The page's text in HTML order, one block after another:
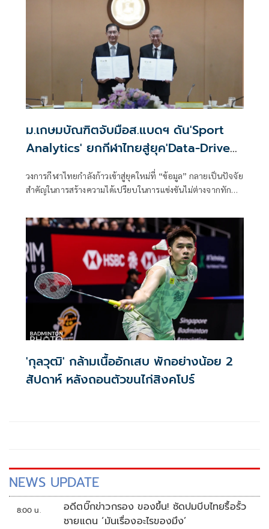
Super 1000 จำนวน 5 รายการเป็นแกนหลัก ซึ่งจัดขึ้นในทวีป
เอเชียและยุโรป และแต่ละรายการจะใช้เวลาแข่งขันรวม 11 วัน
ครอบคลุมช่วงสุดสัปดาห์ 2 สัปดาห์ มีการถ่ายทอดสดผ่าน
หลายแพลตฟอร์ม ทั้งทีวี และออนไลน์ มากขึ้น
ม.เกษมบัณฑิตจับมือส.แบดฯ ดัน'Sport
Analytics' ยกกีฬาไทยสู่ยุค'Data-Driven
วงการกีฬาไทยกำลังก้าวเข้าสู่ยุคใหม่ที่ “ข้อมูล” กลายเป็นปัจจัย
สำคัญในการสร้างความได้เปรียบในการแข่งขันไม่ต่างจากทักษะ
มิถุนายน 2569 ที่ผ่านมา คณะวิทยาศาสตร์การกีฬา
มหาวิทยาลัยเกษมบัณฑิต ได้ลงนามบันทึกข้อตกลงความร่วมมือ
ทางวิชาการ (MOU) กับสมาคมกีฬาแบดมินตันแห่ง
ประเทศไทย ในพระบรมราชูปถัมภ์ เพื่อร่วมกันพัฒนางานวิจัย
การเรียนการสอน และนวัตกรรมด้านวิทยาศาสตร์การกีฬาและ
Sport Analytics
'กุลวุฒิ' กล้ามเนื้ออักเสบ พักอย่างน้อย 2
สัปดาห์ หลังถอนตัวขนไก่สิงคโปร์
NEWS UPDATE
8:00 น.
อดีตบิ๊กข่าวกรอง ของขึ้น! ซัดปมบีบไทยรื้อรั้ว
ชายแดน ‘มันเรื่องอะไรของมึง’